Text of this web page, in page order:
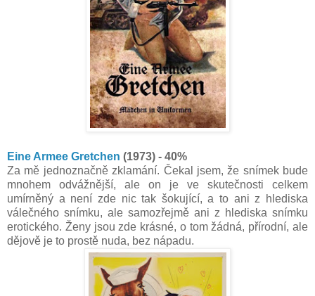
Eine Armee Gretchen (1973) - 40%
Za mě jednoznačně zklamání. Čekal jsem, že snímek bude
mnohem odvážnější, ale on je ve skutečnosti celkem
umírněný a není zde nic tak šokující, a to ani z hlediska
válečného snímku, ale samozřejmě ani z hlediska snímku
erotického. Ženy jsou zde krásné, o tom žádná, přírodní, ale
dějově je to prostě nuda, bez nápadu.